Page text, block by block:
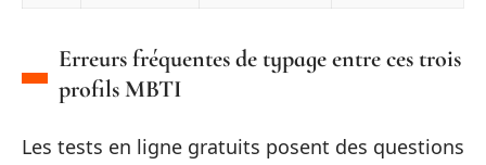
Erreurs fréquentes de typage entre ces trois
profils MBTI
Les tests en ligne gratuits posent des questions